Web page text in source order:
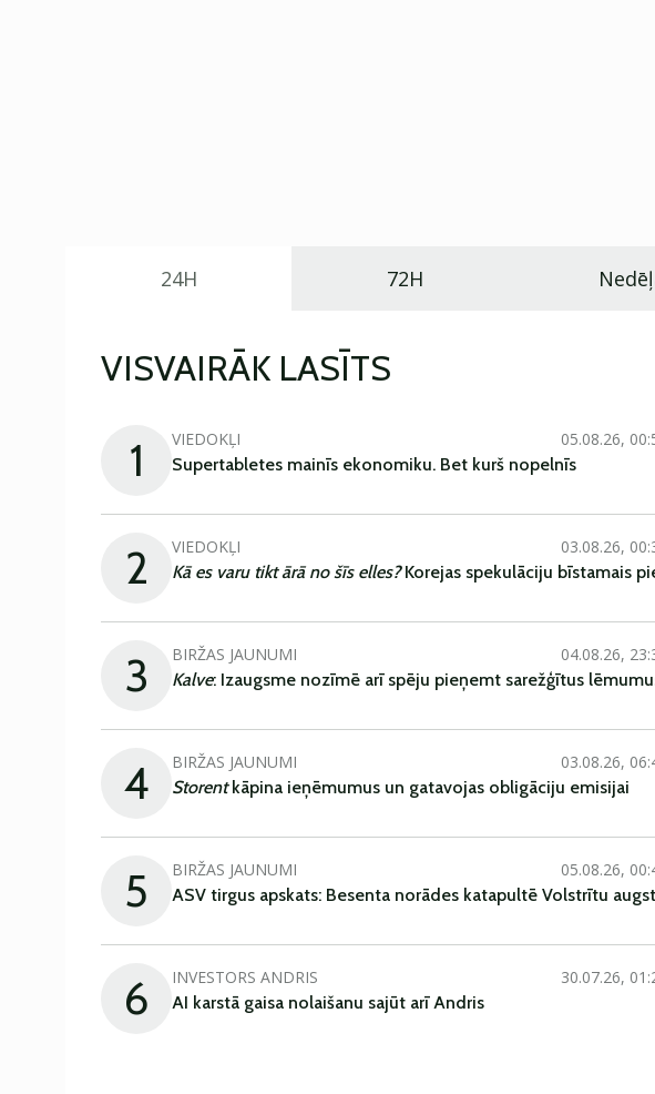
24H 72H
VISVAIRĀK LASĪTS
1 VIEDOKĻI
05.08.26,
Supertabletes mainīs ekonomiku. Bet kurš nopelnīs
2 VIEDOKĻI
03.08.26,
Kā es varu tikt ārā no šīs elles?Korejas spekulāciju bīstamais
3 BIRŽAS JAUNUMI
04.08.26,
Kalve: Izaugsme nozīmē arī spēju pieņemt sarežģītus
4 BIRŽAS JAUNUMI
03.08.26,
Storentkāpina ieņēmumus un gatavojas obligāciju emisijai
5 BIRŽAS JAUNUMI
05.08.26,
ASV tirgus apskats: Besenta norādes katapultē Volstrītu
6 INVESTORS ANDRIS
30.07.26,
AI karstā gaisa nolaišanu sajūt arī Andris